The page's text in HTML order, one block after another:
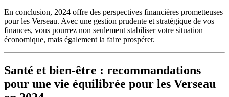
En conclusion, 2024 offre des perspectives financières prometteuses
pour les Verseau. Avec une gestion prudente et stratégique de vos
finances, vous pourrez non seulement stabiliser votre situation
économique, mais également la faire prospérer.
Santé et bien-être : recommandations
pour une vie équilibrée pour les Verseau